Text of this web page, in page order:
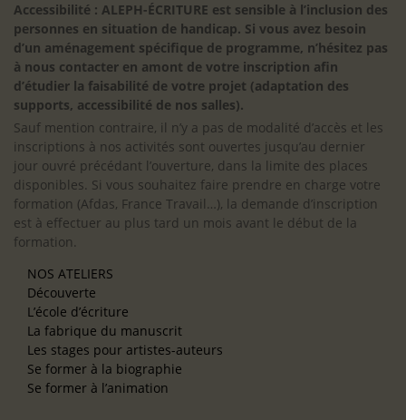
Accessibilité : ALEPH-ÉCRITURE est sensible à l’inclusion des
personnes en situation de handicap. Si vous avez besoin
d’un aménagement spécifique de programme, n’hésitez pas
à nous contacter en amont de votre inscription afin
d’étudier la faisabilité de votre projet (adaptation des
supports, accessibilité de nos salles).
Sauf mention contraire, il n’y a pas de modalité d’accès et les
inscriptions à nos activités sont ouvertes jusqu’au dernier
jour ouvré précédant l’ouverture, dans la limite des places
disponibles. Si vous souhaitez faire prendre en charge votre
formation (Afdas, France Travail…), la demande d’inscription
est à effectuer au plus tard un mois avant le début de la
formation.
NOS ATELIERS
Découverte
L’école d’écriture
La fabrique du manuscrit
Les stages pour artistes-auteurs
Se former à la biographie
Se former à l’animation